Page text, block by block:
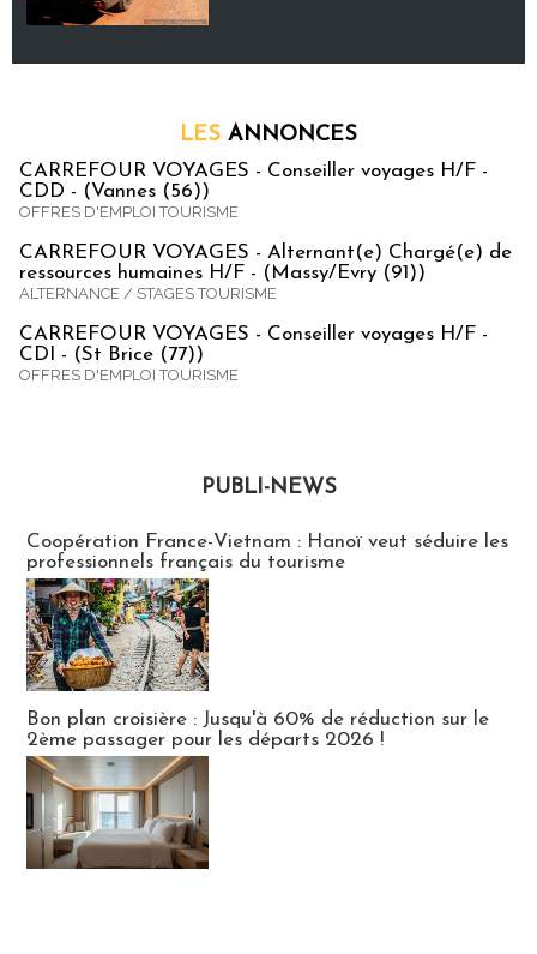
LES ANNONCES
CARREFOUR VOYAGES - Conseiller voyages H/F -
CDD - (Vannes (56))
OFFRES D'EMPLOI TOURISME
CARREFOUR VOYAGES - Alternant(e) Chargé(e) de
ressources humaines H/F - (Massy/Evry (91))
ALTERNANCE / STAGES TOURISME
CARREFOUR VOYAGES - Conseiller voyages H/F -
CDI - (St Brice (77))
OFFRES D'EMPLOI TOURISME
PUBLI-NEWS
Coopération France-Vietnam : Hanoï veut séduire les
professionnels français du tourisme
Bon plan croisière : Jusqu'à 60% de réduction sur le
2ème passager pour les départs 2026 !